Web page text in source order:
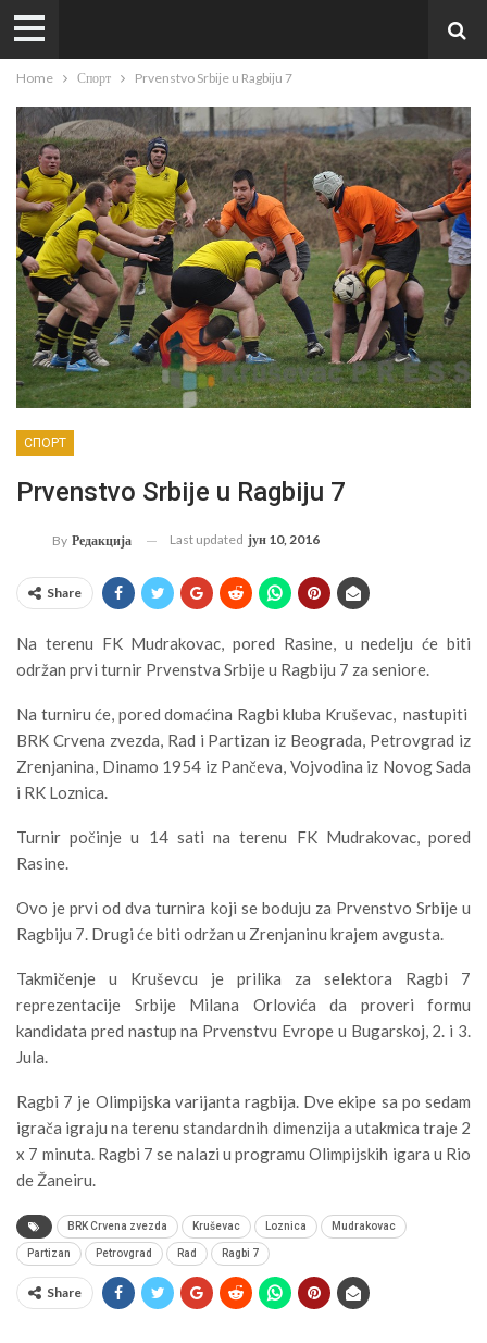
Home Спорт Prvenstvo Srbije u Ragbiju 7
СПОРТ
Prvenstvo Srbije u Ragbiju 7
By Редакција Last updated јун 10, 2016
Share
Na terenu FK Mudrakovac, pored Rasine, u nedelju će biti
održan prvi turnir Prvenstva Srbije u Ragbiju 7 za seniore.
Na turniru će, pored domaćina Ragbi kluba Kruševac, nastupiti
BRK Crvena zvezda, Rad i Partizan iz Beograda, Petrovgrad iz
Zrenjanina, Dinamo 1954 iz Pančeva, Vojvodina iz Novog Sada
i RK Loznica.
Turnir počinje u 14 sati na terenu FK Mudrakovac, pored
Rasine.
Ovo je prvi od dva turnira koji se boduju za Prvenstvo Srbije u
Ragbiju 7. Drugi će biti održan u Zrenjaninu krajem avgusta.
Takmičenje u Kruševcu je prilika za selektora Ragbi 7
reprezentacije Srbije Milana Orlovića da proveri formu
kandidata pred nastup na Prvenstvu Evrope u Bugarskoj, 2. i 3.
Jula.
Ragbi 7 je Olimpijska varijanta ragbija. Dve ekipe sa po sedam
igrača igraju na terenu standardnih dimenzija a utakmica traje 2
x 7 minuta. Ragbi 7 se nalazi u programu Olimpijskih igara u Rio
de Žaneiru.
BRK Crvena zvezda Kruševac Loznica Mudrakovac
Partizan Petrovgrad Rad Ragbi 7
Share